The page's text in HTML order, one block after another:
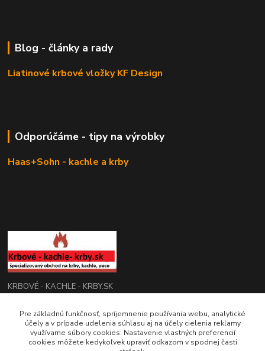
Blog - články a rady
Liatinové krbové vložky KF Design
Odporúčáme - tipy na výrobky
Haas+Sohn - kachle a krby
KRBOVÉ - KACHLE - KRBY.SK
0949 476 255
08:00 - 17.00
Pre základnú funkčnosť, spríjemnenie používania webu, analytické
účely a v prípade udelenia súhlasu aj na účely cielenia reklamy
využívame súbory cookies. Nastavenie vlastných preferencií
cookies môžete kedykoľvek upraviť odkazom v spodnej časti